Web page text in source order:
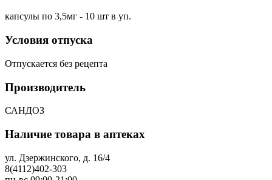
капсулы по 3,5мг - 10 шт в уп.
Условия отпуска
Отпускается без рецепта
Производитель
САНДОЗ
Наличие товара в аптеках
ул. Дзержинского, д. 16/4
8(4112)402-303